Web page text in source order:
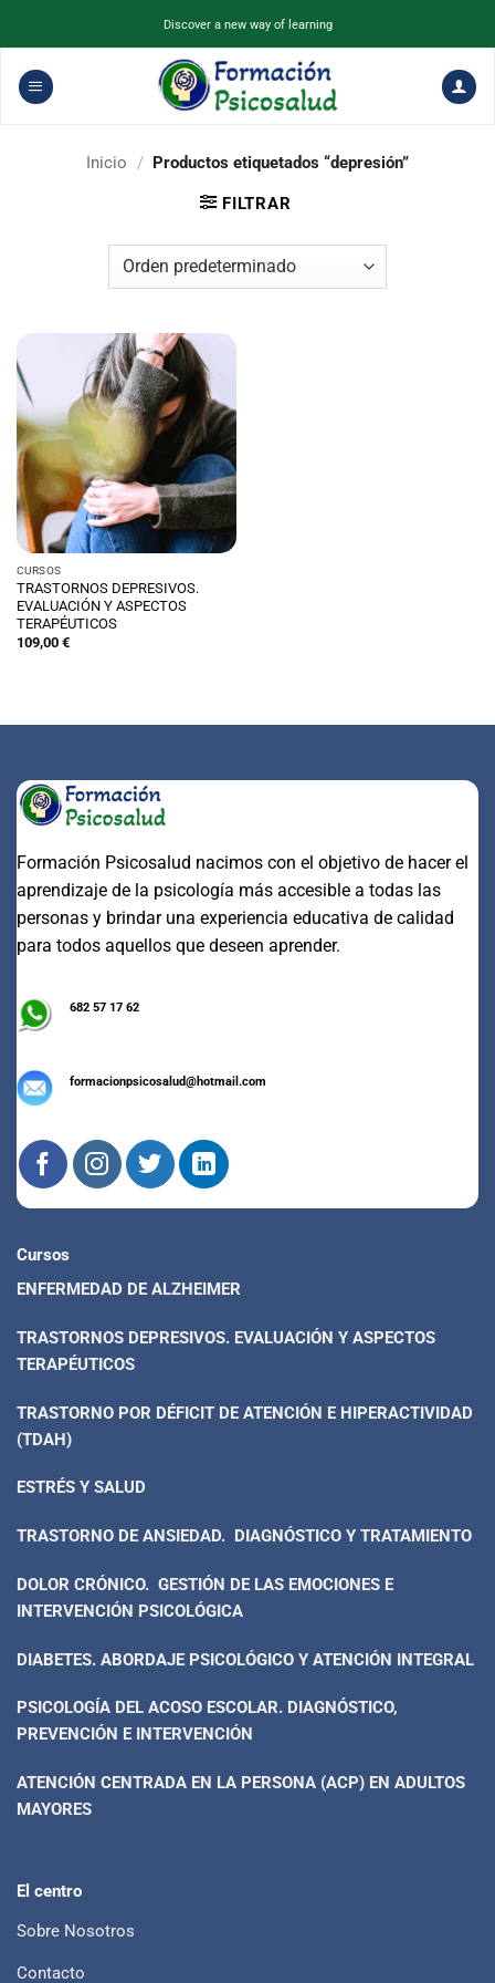
contenido
Discover a new way of learning
Inicio / Productos etiquetados “depresión”
FILTRAR
CURSOS
TRASTORNOS DEPRESIVOS.
EVALUACIÓN Y ASPECTOS
TERAPÉUTICOS
109,00 €
Formación Psicosalud nacimos con el objetivo de hacer el
aprendizaje de la psicología más accesible a todas las
personas y brindar una experiencia educativa de calidad
para todos aquellos que deseen aprender.
682 57 17 62
formacionpsicosalud@hotmail.com
Cursos
ENFERMEDAD DE ALZHEIMER
TRASTORNOS DEPRESIVOS. EVALUACIÓN Y ASPECTOS
TERAPÉUTICOS
TRASTORNO POR DÉFICIT DE ATENCIÓN E HIPERACTIVIDAD
(TDAH)
ESTRÉS Y SALUD
TRASTORNO DE ANSIEDAD. DIAGNÓSTICO Y TRATAMIENTO
DOLOR CRÓNICO. GESTIÓN DE LAS EMOCIONES E
INTERVENCIÓN PSICOLÓGICA
DIABETES. ABORDAJE PSICOLÓGICO Y ATENCIÓN INTEGRAL
PSICOLOGÍA DEL ACOSO ESCOLAR. DIAGNÓSTICO,
PREVENCIÓN E INTERVENCIÓN
ATENCIÓN CENTRADA EN LA PERSONA (ACP) EN ADULTOS
MAYORES
El centro
Sobre Nosotros
Contacto